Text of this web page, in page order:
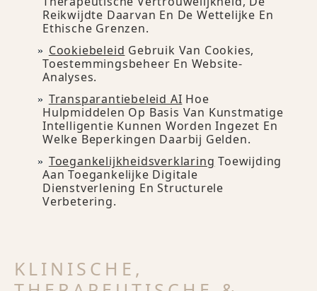
Reikwijdte Daarvan En De Wettelijke En
Ethische Grenzen.
Cookiebeleid Gebruik Van Cookies,
Toestemmingsbeheer En Website-
Analyses.
Transparantiebeleid AI Hoe
Hulpmiddelen Op Basis Van Kunstmatige
Intelligentie Kunnen Worden Ingezet En
Welke Beperkingen Daarbij Gelden.
Toegankelijkheidsverklaring Toewijding
Aan Toegankelijke Digitale
Dienstverlening En Structurele
Verbetering.
KLINISCHE,